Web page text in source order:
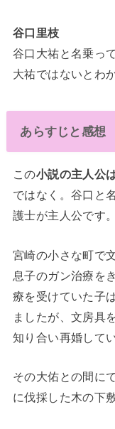
谷口里枝
谷口大祐と名乗っ
大祐ではないとわ
あらすじと感想
この小説の主人公
ではなく。谷口と
護士が主人公です。
宮崎の小さな町で
息子のガン治療を
療を受けていた子
ましたが、文房具
知り合い再婚して
その大佑との間に
に伐採した木の下